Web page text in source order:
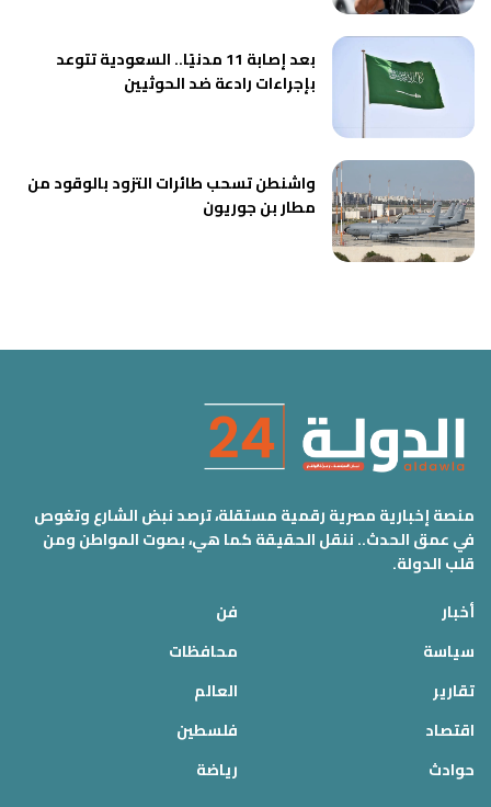
بعد إصابة 11 مدنيًا.. السعودية تتوعد
بإجراءات رادعة ضد الحوثيين
واشنطن تسحب طائرات التزود بالوقود من
مطار بن جوريون
منصة إخبارية مصرية رقمية مستقلة، ترصد نبض الشارع وتغوص
في عمق الحدث.. ننقل الحقيقة كما هي، بصوت المواطن ومن
قلب الدولة.
أخبار
سياسة
تقارير
اقتصاد
حوادث
فن
محافظات
العالم
فلسطين
رياضة